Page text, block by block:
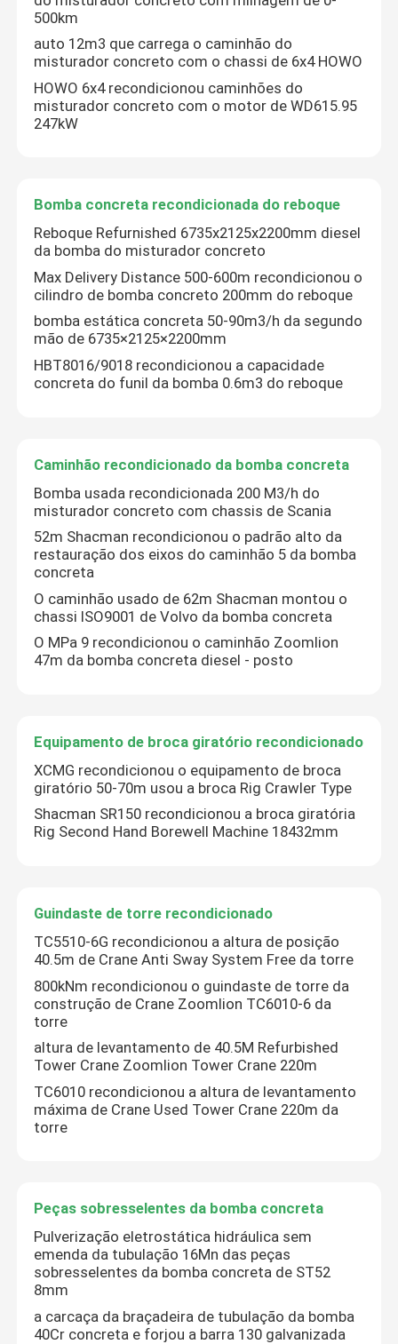
Caminhão recondicionado da bomba concreta
Equipamento de broca giratório recondicionado
Peças sobresselentes da bomba concreta
peças do guindaste
Utilizou guindaste de rastreador
Caminhão basculante usado
planta de tratamento por lotes concreta
500km
auto 12m3 que carrega o caminhão do
misturador concreto com o chassi de 6x4 HOWO
HOWO 6x4 recondicionou caminhões do
misturador concreto com o motor de WD615.95
247kW
Bomba concreta recondicionada do reboque
Reboque Refurnished 6735x2125x2200mm diesel
da bomba do misturador concreto
Max Delivery Distance 500-600m recondicionou o
cilindro de bomba concreto 200mm do reboque
bomba estática concreta 50-90m3/h da segundo
mão de 6735×2125×2200mm
HBT8016/9018 recondicionou a capacidade
concreta do funil da bomba 0.6m3 do reboque
Caminhão recondicionado da bomba concreta
Bomba usada recondicionada 200 M3/h do
misturador concreto com chassis de Scania
52m Shacman recondicionou o padrão alto da
restauração dos eixos do caminhão 5 da bomba
concreta
O caminhão usado de 62m Shacman montou o
chassi ISO9001 de Volvo da bomba concreta
O MPa 9 recondicionou o caminhão Zoomlion
47m da bomba concreta diesel - posto
Equipamento de broca giratório recondicionado
XCMG recondicionou o equipamento de broca
giratório 50-70m usou a broca Rig Crawler Type
Shacman SR150 recondicionou a broca giratória
Rig Second Hand Borewell Machine 18432mm
Guindaste de torre recondicionado
TC5510-6G recondicionou a altura de posição
40.5m de Crane Anti Sway System Free da torre
800kNm recondicionou o guindaste de torre da
construção de Crane Zoomlion TC6010-6 da
torre
altura de levantamento de 40.5M Refurbished
Tower Crane Zoomlion Tower Crane 220m
TC6010 recondicionou a altura de levantamento
máxima de Crane Used Tower Crane 220m da
torre
Peças sobresselentes da bomba concreta
Pulverização eletrostática hidráulica sem
emenda da tubulação 16Mn das peças
sobresselentes da bomba concreta de ST52
8mm
a carcaça da braçadeira de tubulação da bomba
40Cr concreta e forjou a barra 130 galvanizada